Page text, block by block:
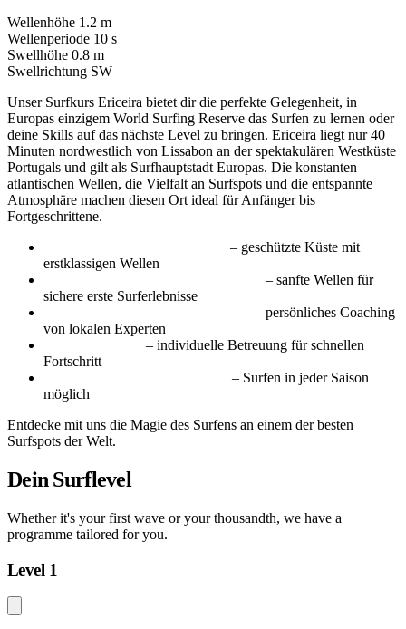
Wellenhöhe 1.2 m
Wellenperiode 10 s
Swellhöhe 0.8 m
Swellrichtung SW
Unser Surfkurs Ericeira bietet dir die perfekte Gelegenheit, in
Europas einzigem World Surfing Reserve das Surfen zu lernen oder
deine Skills auf das nächste Level zu bringen. Ericeira liegt nur 40
Minuten nordwestlich von Lissabon an der spektakulären Westküste
Portugals und gilt als Surfhauptstadt Europas. Die konstanten
atlantischen Wellen, die Vielfalt an Surfspots und die entspannte
Atmosphäre machen diesen Ort ideal für Anfänger bis
Fortgeschrittene.
– geschützte Küste mit
erstklassigen Wellen
– sanfte Wellen für
sichere erste Surferlebnisse
– persönliches Coaching
von lokalen Experten
– individuelle Betreuung für schnellen
Fortschritt
– Surfen in jeder Saison
möglich
Entdecke mit uns die Magie des Surfens an einem der besten
Surfspots der Welt.
Dein Surflevel
Whether it's your first wave or your thousandth, we have a
programme tailored for you.
Level 1